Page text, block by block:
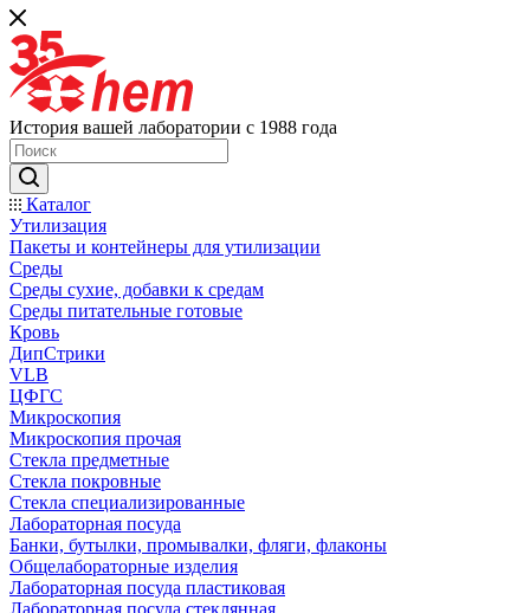
История вашей лаборатории с 1988 года
Каталог
Утилизация
Пакеты и контейнеры для утилизации
Среды
Среды сухие, добавки к средам
Среды питательные готовые
Кровь
ДипСтрики
VLB
ЦФГС
Микроскопия
Микроскопия прочая
Стекла предметные
Стекла покровные
Стекла специализированные
Лабораторная посуда
Банки, бутылки, промывалки, фляги, флаконы
Общелабораторные изделия
Лабораторная посуда пластиковая
Лабораторная посуда стеклянная